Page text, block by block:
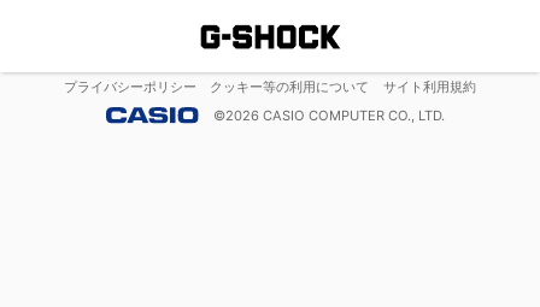
プライバシーポリシー クッキー等の利用について
サイト利用規約
©2026 CASIO COMPUTER CO., LTD.